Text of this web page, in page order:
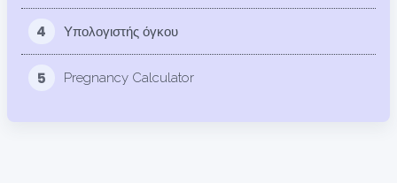
4 Υπολογιστής όγκου
5 Pregnancy Calculator